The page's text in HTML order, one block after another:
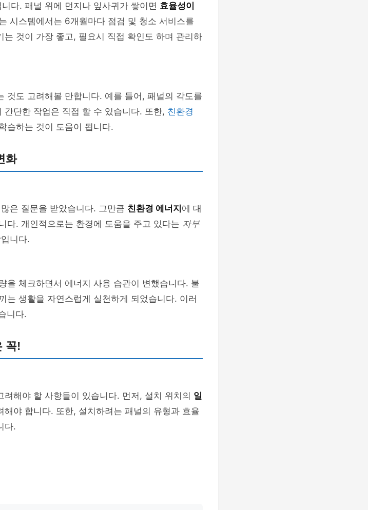
다. 패널 위에 먼지나 잎사귀가 쌓이면 효율성이
시스템에서는 6개월마다 점검 및 청소 서비스를
것이 가장 좋고, 필요시 직접 확인도 하며 관리하
것도 고려해볼 만합니다. 예를 들어, 패널의 각도를
단한 작업은 직접 할 수 있습니다. 또한, 친환경
습하는 것이 도움이 됩니다.
화
은 질문을 받았습니다. 그만큼 친환경 에너지 에 대
다. 개인적으로는 환경에 도움을 주고 있다는 자부
니다.
을 체크하면서 에너지 사용 습관이 변했습니다. 불
는 생활을 자연스럽게 실천하게 되었습니다. 이러
니다.
꼭!
해야 할 사항들이 있습니다. 먼저, 설치 위치의 일
야 합니다. 또한, 설치하려는 패널의 유형과 효율
다.